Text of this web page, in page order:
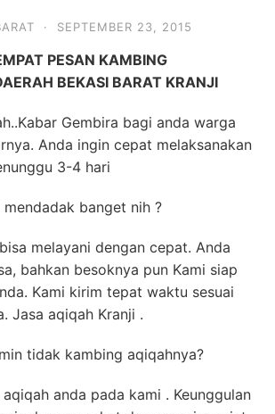
· SEPTEMBER 23, 2015
PESAN KAMBING
BEKASI BARAT KRANJI
Gembira bagi anda warga
Anda ingin cepat melaksanakan
3-4 hari
mendadak banget nih ?
melayani dengan cepat. Anda
bahkan besoknya pun Kami siap
Kami kirim tepat waktu sesuai
Jasa aqiqah Kranji .
tidak kambing aqiqahnya?
anda pada kami . Keunggulan